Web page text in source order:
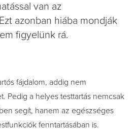
van az
azonban hiába mondják
figyelünk rá.
fájdalom, addig nem
Pedig a helyes testtartás nemcsak
segít, hanem az egészséges
fenntartásában is.